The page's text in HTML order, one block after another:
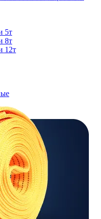
5т
8т
12т